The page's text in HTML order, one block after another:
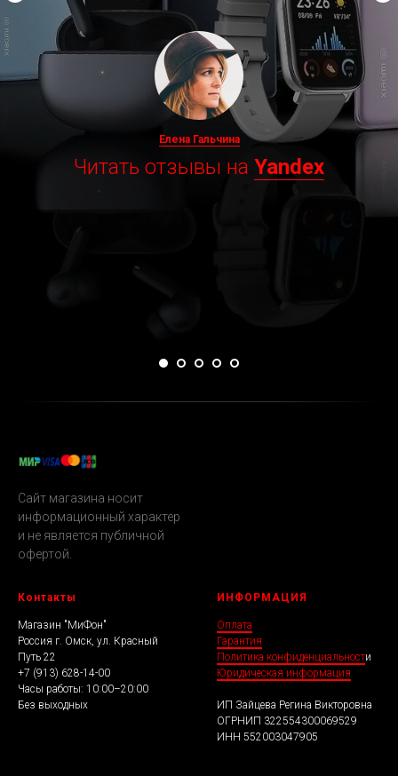
Елена Гальчина
Читать отзывы на Yandex
Сайт магазина носит
информационный характер
и не является публичной
офертой.
Контакты
Магазин "МиФон"
Россия г. Омск, ул. Красный
Путь 22
+7 (913) 628-14-00
Часы работы: 10:00–20:00
Без выходных
ИНФОРМАЦИЯ
Оплата
Гарантия
Политика конфиденциальности
Юридическая информация
ИП Зайцева Регина Викторовна
ОГРНИП 322554300069529
ИНН 552003047905